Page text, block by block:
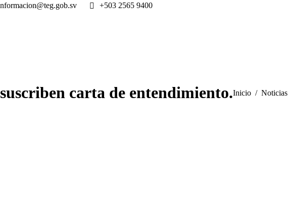
+503 2565 9400
carta de entendimiento.Estás aquí:
Inicio Noticias